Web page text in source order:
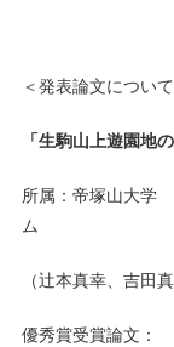
＜発表論文につい
「生駒山上遊園地
所属：帝塚山大
ム
（辻本真幸、吉田
優秀賞受賞論文：